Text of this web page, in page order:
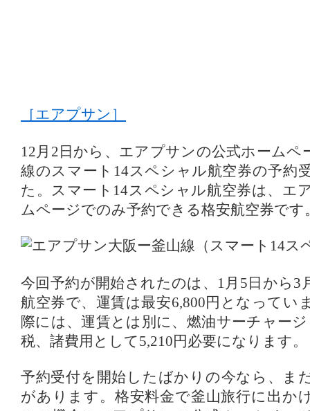
［エアプサン］
12月2日から、エアプサンの公式ホームペ
線のスマート14スペシャル航空券の予約
た。スマート14スペシャル航空券は、エ
ムページでのみ予約できる格安航空券です
今回予約が開始されたのは、1月5日から3
航空券で、運賃は最安6,800円となってい
際には、運賃とは別に、燃油サーチャー
税、諸費用として5,210円必要になります。
予約受付を開始したばかりの今なら、ま
があります。格安料金で釜山旅行に出か